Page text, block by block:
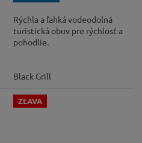
Rýchla a ľahká vodeodolná
turistická obuv pre rýchlosť a
pohodlie.
Black Grill
ZĽAVA